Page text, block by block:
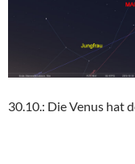
30.10.: Die Venus hat